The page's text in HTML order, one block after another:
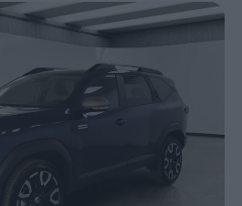
Azienda
Servizi
Fiat